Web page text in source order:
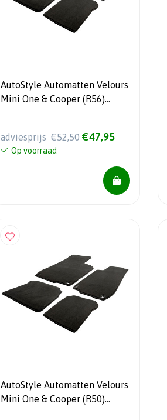
AutoStyle Automatten Velours
Mini One & Cooper (R56)
adviesprijs €52,50 €47,95
Op voorraad
AutoStyle Automatten Velours
Mini One & Cooper (R50)